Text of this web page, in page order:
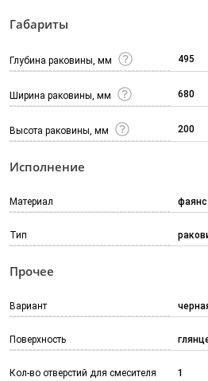
Габариты
Глубина раковины, мм 495
Ширина раковины, мм 680
Высота раковины, мм 200
Исполнение
Материал фаянс
Тип
Прочее
Вариант
Поверхность
Кол-во отверстий для смесителя 1